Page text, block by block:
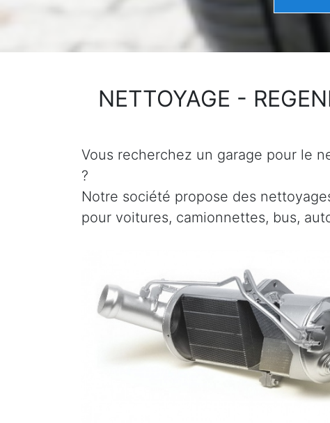
NETTOYAGE -
Vous recherchez un garage pour le
?
Notre société propose des
pour voitures, camionnettes, bus,